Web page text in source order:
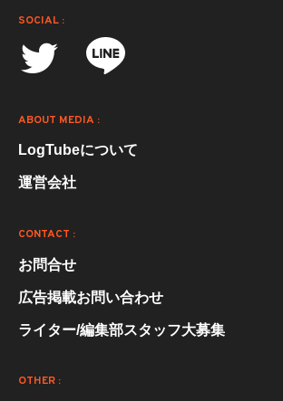
SOCIAL :
ABOUT MEDIA :
LogTubeについて
運営会社
CONTACT :
お問合せ
広告掲載お問い合わせ
ライター/編集部スタッフ大募集
OTHER :